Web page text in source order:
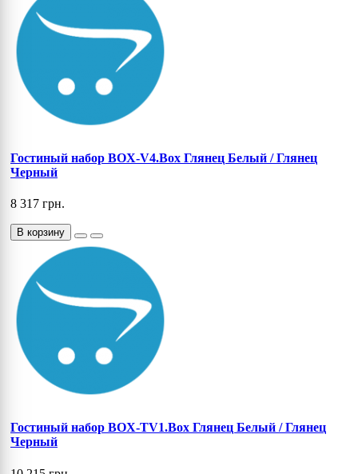
Гостиный набор BOX-V4.Box Глянец Белый / Глянец
Черный
8 317 грн.
В корзину
Гостиный набор BOX-TV1.Box Глянец Белый / Глянец
Черный